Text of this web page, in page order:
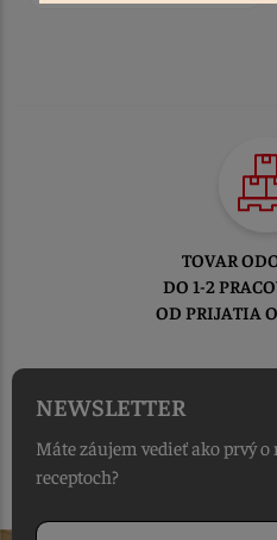
TOVAR
DO 1-2
OD PRIJATIA
NEWSLETTER
Máte záujem vedieť ako prvý
receptoch?